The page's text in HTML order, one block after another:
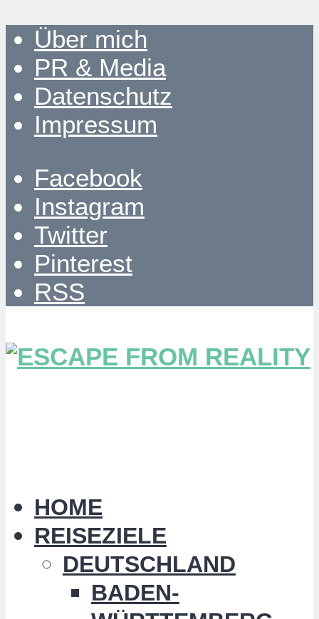
Über mich
PR & Media
Datenschutz
Impressum
Facebook
Instagram
Twitter
Pinterest
RSS
HOME
REISEZIELE
DEUTSCHLAND
BADEN-